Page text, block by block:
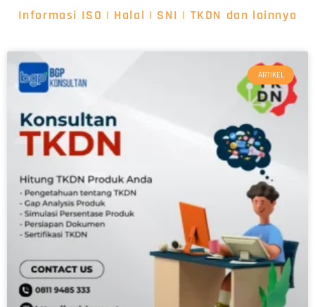
Informasi ISO | Halal | SNI | TKDN dan lainnya
ARTIKEL